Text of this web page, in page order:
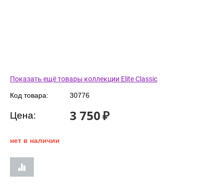
Показать ещё товары коллекции Elite Classic
Код товара: 30776
Цена: 3 750₽
нет в наличии